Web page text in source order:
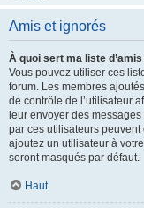
Amis et ignorés
À quoi sert ma liste d’amis
Vous pouvez utiliser ces
forum. Les membres
de contrôle de l’utilisateur
leur envoyer des
par ces utilisateurs
ajoutez un utilisateur à
seront masqués par défaut.
Haut